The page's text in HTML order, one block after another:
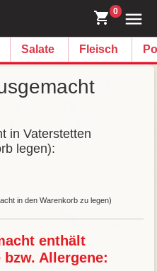
0
Salate Fleisch
in Vaterstetten
legen):
in den Warenkorb zu legen)
enthält
Allergene: